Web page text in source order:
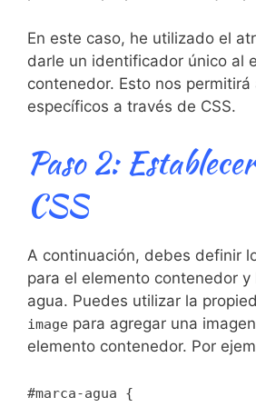
En este caso, he utilizado el
darle un ⁤identificador único al
contenedor. Esto nos permitirá
específicos a través de CSS.
Paso 2:⁢
CSS
A continuación, debes ‍definir
para el elemento contenedor y
agua. Puedes utilizar ‌la
image para‍ agregar una
elemento contenedor. Por
#marca-agua {